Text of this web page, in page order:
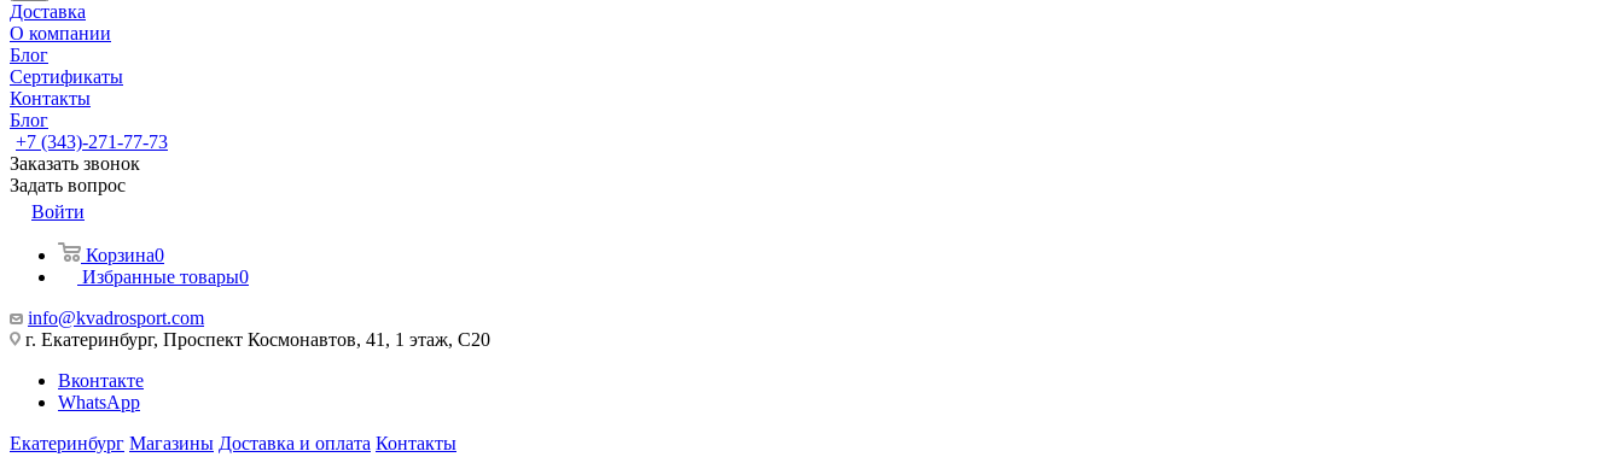
Доставка
О компании
Блог
Сертификаты
Контакты
Блог
+7 (343)-271-77-73
Заказать звонок
Задать вопрос
Войти
Корзина0
Избранные товары0
info@kvadrosport.com
г. Екатеринбург, Проспект Космонавтов, 41, 1 этаж, С20
Вконтакте
WhatsApp
Екатеринбург Магазины Доставка и оплата Контакты